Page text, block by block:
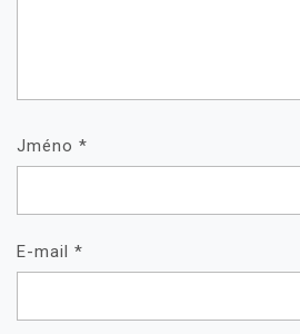
Jméno *
E-mail *